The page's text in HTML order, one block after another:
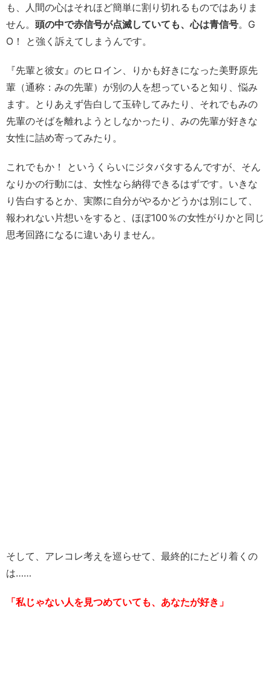
も、人間の心はそれほど簡単に割り切れるものではありま
せん。 頭の中で赤信号が点滅していても、心は青信号。G
O！ と強く訴えてしまうんです。
『先輩と彼女』のヒロイン、りかも好きになった美野原先
輩（通称：みの先輩）が別の人を想っていると知り、悩み
ます。とりあえず告白して玉砕してみたり、それでもみの
先輩のそばを離れようとしなかったり、みの先輩が好きな
女性に詰め寄ってみたり。
これでもか！ というくらいにジタバタするんですが、そん
なりかの行動には、女性なら納得できるはずです。いきな
り告白するとか、実際に自分がやるかどうかは別にして、
報われない片想いをすると、ほぼ100％の女性がりかと同じ
思考回路になるに違いありません。
そして、アレコレ考えを巡らせて、最終的にたどり着くの
は……
「私じゃない人を見つめていても、あなたが好き」